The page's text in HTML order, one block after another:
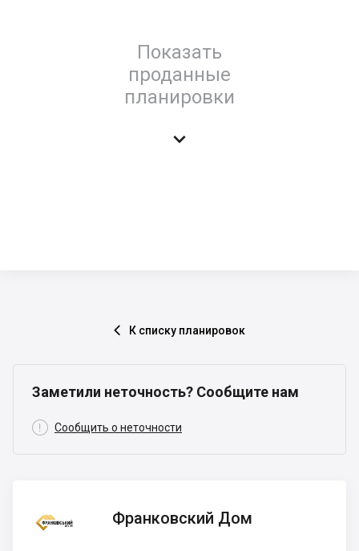
Показать
проданные
планировки

 К списку планировок
Заметили неточность? Сообщите нам
 Сообщить о неточности
Дом
Франковский Дом